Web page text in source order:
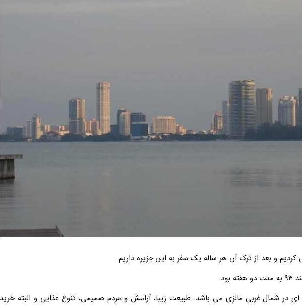
و بعد از ترک آن هر ساله یک سفر به این جزیره داریم.
اى در شمال غربى مالزى مى باشد. طبیعت زیبا، آرامش و مردم صمیمى، تنوع غذایى و البته خرید